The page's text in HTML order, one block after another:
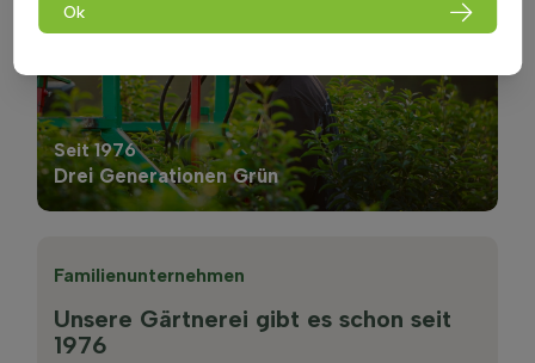
Seit 1976
Drei Generationen Grün
Familienunternehmen
Unsere Gärtnerei gibt es schon seit
1976
Ok